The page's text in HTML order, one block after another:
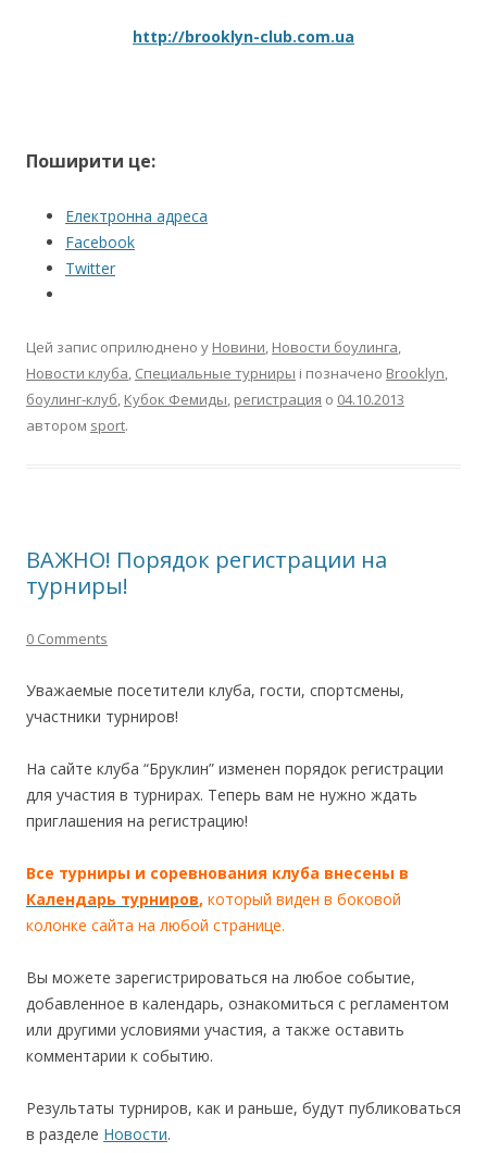
http://brooklyn-club.com.ua
Поширити це:
Електронна адреса
Facebook
Twitter
Цей запис оприлюднено у Новини Новости боулинга
Новости клуба Специальные турниры і позначено Brooklyn
боулинг-клуб Кубок Фемиды регистрация о 04.10.2013
автором sport.
ВАЖНО! Порядок регистрации на
турниры!
0 Comments
Уважаемые посетители клуба, гости, спортсмены,
участники турниров!
На сайте клуба “Бруклин” изменен порядок регистрации
для участия в турнирах. Теперь вам не нужно ждать
приглашения на регистрацию!
Все турниры и соревнования клуба внесены в
Календарь турниров, который виден в боковой
колонке сайта на любой странице.
Вы можете зарегистрироваться на любое событие,
добавленное в календарь, ознакомиться с регламентом
или другими условиями участия, а также оставить
комментарии к событию.
Результаты турниров, как и раньше, будут публиковаться
в разделе Новости.